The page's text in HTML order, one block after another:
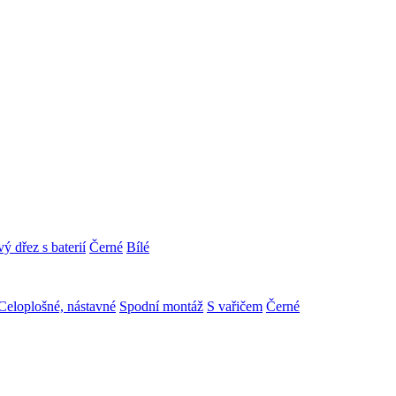
dřez s baterií Černé Bílé
nástavné Spodní montáž S vařičem Černé